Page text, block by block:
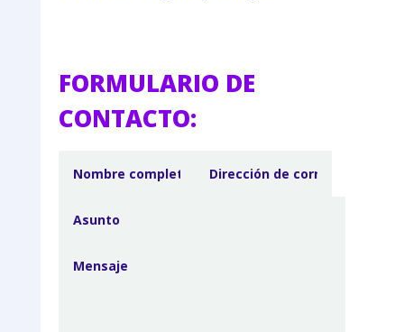
FORMULARIO DE
CONTACTO: